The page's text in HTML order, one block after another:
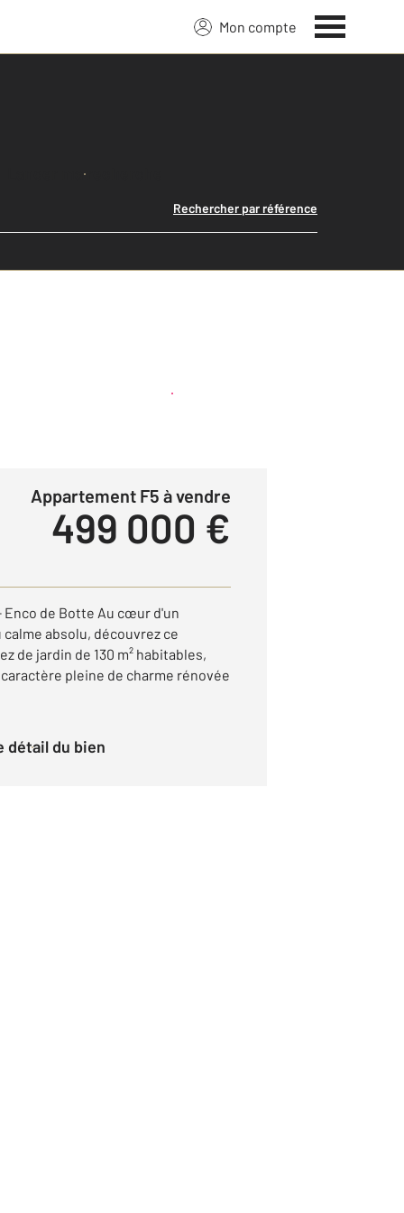
Mon compte
Lancer ma recherche
Rechercher par référence
Créer une alerte
Appartement F5 à vendre
499 000 €
Enco de Botte Au cœur d'un
absolu, découvrez ce
de jardin de 130 m² habitables,
pleine de charme rénovée
détail du bien